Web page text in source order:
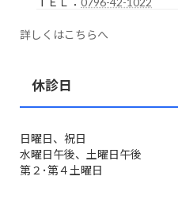
詳しくはこちらへ
休診日
日曜日、祝日
水曜日午後、土曜日午後
第２･第４土曜日